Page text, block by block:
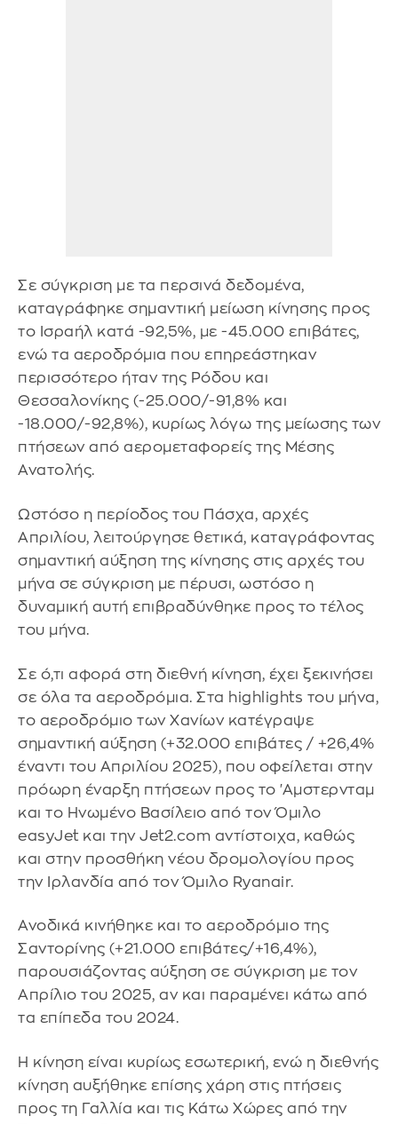
Σε σύγκριση με τα περσινά δεδομένα,
καταγράφηκε σημαντική μείωση κίνησης προς
το Ισραήλ κατά -92,5%, με -45.000 επιβάτες,
ενώ τα αεροδρόμια που επηρεάστηκαν
περισσότερο ήταν της Ρόδου και
Θεσσαλονίκης (-25.000/-91,8% και
-18.000/-92,8%), κυρίως λόγω της μείωσης των
πτήσεων από αερομεταφορείς της Μέσης
Ανατολής.
Ωστόσο η περίοδος του Πάσχα, αρχές
Απριλίου, λειτούργησε θετικά, καταγράφοντας
σημαντική αύξηση της κίνησης στις αρχές του
μήνα σε σύγκριση με πέρυσι, ωστόσο η
δυναμική αυτή επιβραδύνθηκε προς το τέλος
του μήνα.
Σε ό,τι αφορά στη διεθνή κίνηση, έχει ξεκινήσει
σε όλα τα αεροδρόμια. Στα highlights του μήνα,
το αεροδρόμιο των Χανίων κατέγραψε
σημαντική αύξηση (+32.000 επιβάτες / +26,4%
έναντι του Απριλίου 2025), που οφείλεται στην
πρόωρη έναρξη πτήσεων προς το 'Αμστερνταμ
και το Ηνωμένο Βασίλειο από τον Όμιλο
easyJet και την Jet2.com αντίστοιχα, καθώς
και στην προσθήκη νέου δρομολογίου προς
την Ιρλανδία από τον Όμιλο Ryanair.
Ανοδικά κινήθηκε και το αεροδρόμιο της
Σαντορίνης (+21.000 επιβάτες/+16,4%),
παρουσιάζοντας αύξηση σε σύγκριση με τον
Απρίλιο του 2025, αν και παραμένει κάτω από
τα επίπεδα του 2024.
Η κίνηση είναι κυρίως εσωτερική, ενώ η διεθνής
κίνηση αυξήθηκε επίσης χάρη στις πτήσεις
προς τη Γαλλία και τις Κάτω Χώρες από την